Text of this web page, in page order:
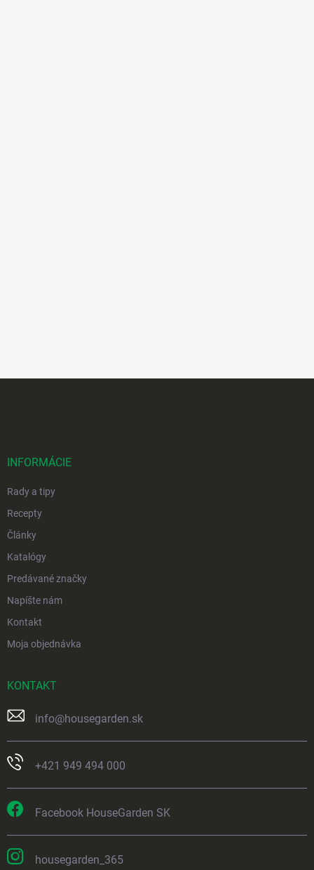
INFORMÁCIE
Rady a tipy
Recepty
Články
Katalógy
Predávané značky
Napíšte nám
Kontakt
Moja objednávka
KONTAKT
info@housegarden.sk
+421 949 494 000
Facebook HouseGarden SK
housegarden_365